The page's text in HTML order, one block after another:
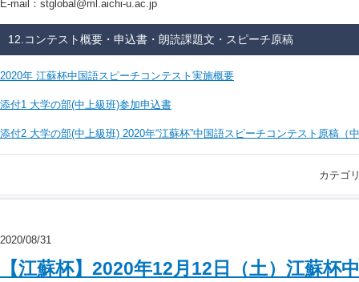
E-mail：stglobal@ml.aichi-u.ac.jp
12.コンテスト概要・申込書・朗読課題文・スピーチ原稿
2020年 江蘇杯中国語スピーチコンテスト実施概要
添付1 大学の部(中上級班)参加申込書
添付2 大学の部(中上級班) 2020年“江蘇杯”中国語スピーチコンテスト原稿（
カテゴ
2020/08/31
【江蘇杯】2020年12月12日（土）江蘇杯